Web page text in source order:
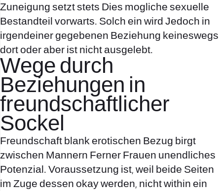
Zuneigung setzt stets Dies mogliche sexuelle
Bestandteil vorwarts. Solch ein wird Jedoch in
irgendeiner gegebenen Beziehung keineswegs
dort oder aber ist nicht ausgelebt.
Wege durch
Beziehungen in
freundschaftlicher
Sockel
Freundschaft blank erotischen Bezug birgt
zwischen Mannern Ferner Frauen unendliches
Potenzial. Voraussetzung ist, weil beide Seiten
im Zuge dessen okay werden, nicht within ein